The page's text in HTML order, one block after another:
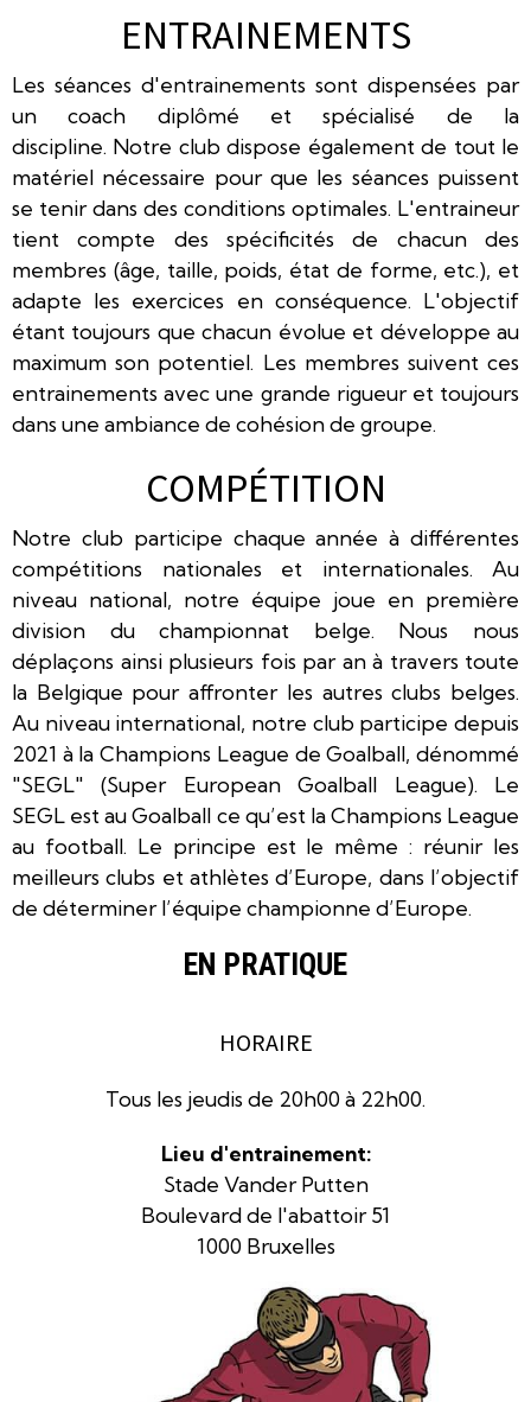
ENTRAINEMENTS
Les séances d'entrainements sont dispensées par
un coach diplômé et spécialisé de la
discipline. Notre club dispose également de tout le
matériel nécessaire pour que les séances puissent
se tenir dans des conditions optimales. L'entraineur
tient compte des spécificités de chacun des
membres (âge, taille, poids, état de forme, etc.), et
adapte les exercices en conséquence. L'objectif
étant toujours que chacun évolue et développe au
maximum son potentiel. Les membres suivent ces
entrainements avec une grande rigueur et toujours
dans une ambiance de cohésion de groupe.
COMPÉTITION
Notre club participe chaque année à différentes
compétitions nationales et internationales. Au
niveau national, notre équipe joue en première
division du championnat belge. Nous nous
déplaçons ainsi plusieurs fois par an à travers toute
la Belgique pour affronter les autres clubs belges.
Au niveau international, notre club participe depuis
2021 à la Champions League de Goalball, dénommé
"SEGL" (Super European Goalball League). Le
SEGL est au Goalball ce qu’est la Champions League
au football. Le principe est le même : réunir les
meilleurs clubs et athlètes d’Europe, dans l’objectif
de déterminer l’équipe championne d’Europe.
EN PRATIQUE
HORAIRE
Tous les jeudis de 20h00 à 22h00.
Lieu d'entrainement:
Stade Vander Putten
Boulevard de l'abattoir 51
1000 Bruxelles